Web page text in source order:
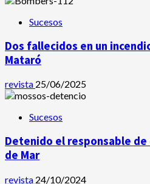
Sucesos
Dos fallecidos en un
Mataró
revista 25/06/2025
Sucesos
Detenido el responsable de
de Mar
revista 24/10/2024